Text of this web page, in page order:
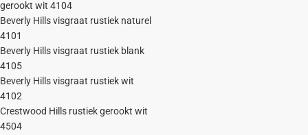
gerookt wit 4104
Beverly Hills visgraat rustiek naturel
4101
Beverly Hills visgraat rustiek blank
4105
Beverly Hills visgraat rustiek wit
4102
Crestwood Hills rustiek gerookt wit
4504